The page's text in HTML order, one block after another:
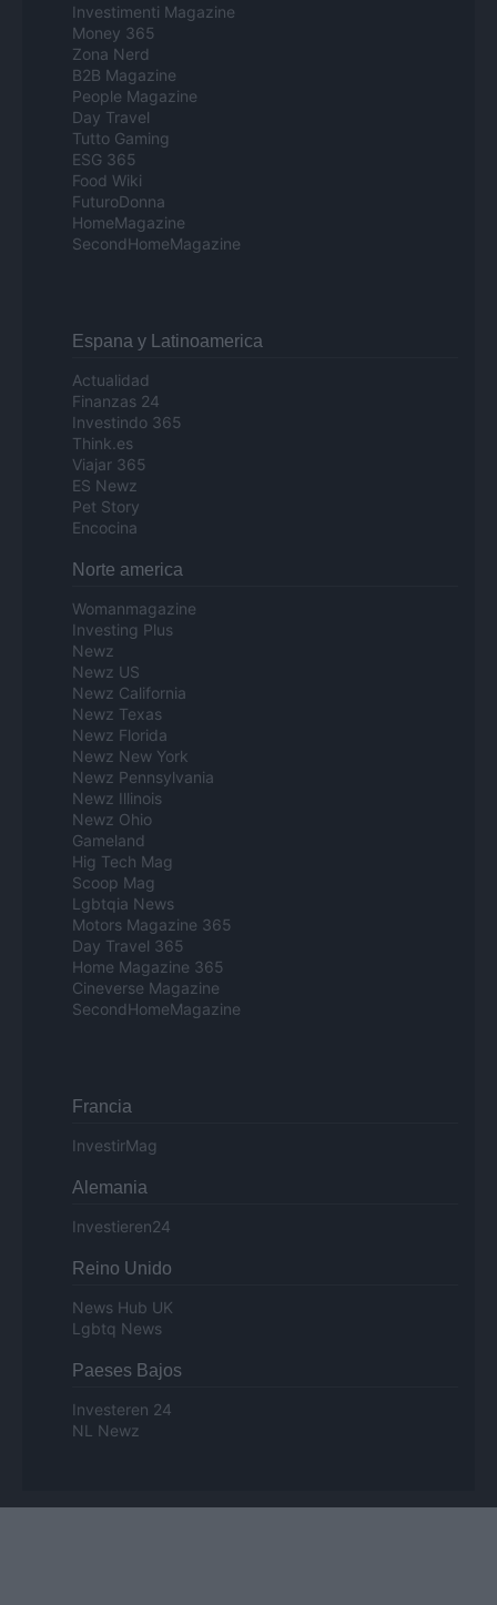
Investimenti Magazine
Money 365
Zona Nerd
B2B Magazine
People Magazine
Day Travel
Tutto Gaming
ESG 365
Food Wiki
FuturoDonna
HomeMagazine
SecondHomeMagazine
Espana y Latinoamerica
Actualidad
Finanzas 24
Investindo 365
Think.es
Viajar 365
ES Newz
Pet Story
Encocina
Norte america
Womanmagazine
Investing Plus
Newz
Newz US
Newz California
Newz Texas
Newz Florida
Newz New York
Newz Pennsylvania
Newz Illinois
Newz Ohio
Gameland
Hig Tech Mag
Scoop Mag
Lgbtqia News
Motors Magazine 365
Day Travel 365
Home Magazine 365
Cineverse Magazine
SecondHomeMagazine
Francia
InvestirMag
Alemania
Investieren24
Reino Unido
News Hub UK
Lgbtq News
Paeses Bajos
Investeren 24
NL Newz